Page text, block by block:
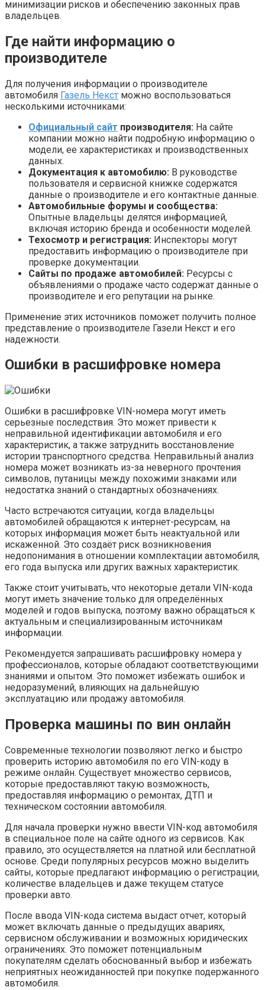
минимизации рисков и обеспечению законных прав
владельцев.
Где найти информацию о
производителе
Для получения информации о производителе
автомобиля Газель Некст можно воспользоваться
несколькими источниками:
Официальный сайт производителя: На сайте
компании можно найти подробную информацию о
модели, ее характеристиках и производственных
данных.
Документация к автомобилю: В руководстве
пользователя и сервисной книжке содержатся
данные о производителе и его контактные данные.
Автомобильные форумы и сообщества:
Опытные владельцы делятся информацией,
включая историю бренда и особенности моделей.
Техосмотр и регистрация: Инспекторы могут
предоставить информацию о производителе при
проверке документации.
Сайты по продаже автомобилей: Ресурсы с
объявлениями о продаже часто содержат данные о
производителе и его репутации на рынке.
Применение этих источников поможет получить полное
представление о производителе Газели Некст и его
надежности.
Ошибки в расшифровке номера
Ошибки в расшифровке VIN-номера могут иметь
серьезные последствия. Это может привести к
неправильной идентификации автомобиля и его
характеристик, а также затруднить восстановление
истории транспортного средства. Неправильный анализ
номера может возникать из-за неверного прочтения
символов, путаницы между похожими знаками или
недостатка знаний о стандартных обозначениях.
Часто встречаются ситуации, когда владельцы
автомобилей обращаются к интернет-ресурсам, на
которых информация может быть неактуальной или
искаженной. Это создаёт риск возникновения
недопонимания в отношении комплектации автомобиля,
его года выпуска или других важных характеристик.
Также стоит учитывать, что некоторые детали VIN-кода
могут иметь значение только для определённых
моделей и годов выпуска, поэтому важно обращаться к
актуальным и специализированным источникам
информации.
Рекомендуется запрашивать расшифровку номера у
профессионалов, которые обладают соответствующими
знаниями и опытом. Это поможет избежать ошибок и
недоразумений, влияющих на дальнейшую
эксплуатацию или продажу автомобиля.
Проверка машины по вин онлайн
Современные технологии позволяют легко и быстро
проверить историю автомобиля по его VIN-коду в
режиме онлайн. Существует множество сервисов,
которые предоставляют такую возможность,
предоставляя информацию о ремонтах, ДТП и
техническом состоянии автомобиля.
Для начала проверки нужно ввести VIN-код автомобиля
в специальное поле на сайте одного из сервисов. Как
правило, это осуществляется на платной или бесплатной
основе. Среди популярных ресурсов можно выделить
сайты, которые предлагают информацию о регистрации,
количестве владельцев и даже текущем статусе
проверки авто.
После ввода VIN-кода система выдаст отчет, который
может включать данные о предыдущих авариях,
сервисном обслуживании и возможных юридических
ограничениях. Это поможет потенциальным
покупателям сделать обоснованный выбор и избежать
неприятных неожиданностей при покупке подержанного
автомобиля.